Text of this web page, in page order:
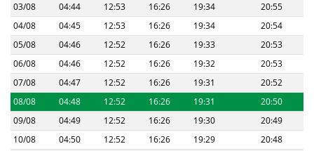
03/08
04:44 12:53 16:26 19:34
20:55
04/08
04:45 12:53 16:26 19:34
20:54
05/08
04:46 12:52 16:26 19:33
20:53
06/08
04:46 12:52 16:26 19:32
20:53
07/08
04:47 12:52 16:26 19:31
20:52
08/08
04:48 12:52 16:26 19:31
20:50
09/08
04:49 12:52 16:26 19:30
20:49
10/08
04:50 12:52 16:26 19:29
20:48